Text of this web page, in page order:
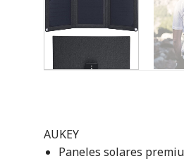
AUKEY
Paneles solares